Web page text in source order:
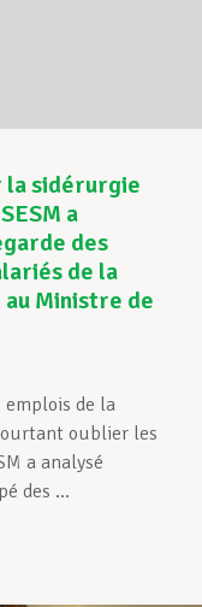
la sidérurgie
a
des
de la
Ministre de
de la
oublier les
a analysé
des ...